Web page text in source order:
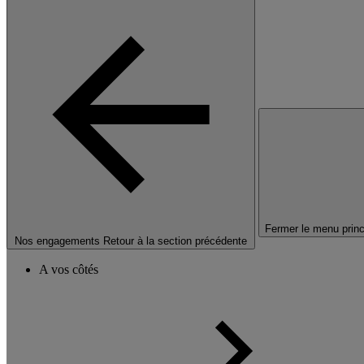
Nos engagements Retour à la section précédente
Fermer le menu
A vos côtés